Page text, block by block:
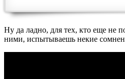
Ну да ладно, для тех, кто еще не
ними, испытываешь некие